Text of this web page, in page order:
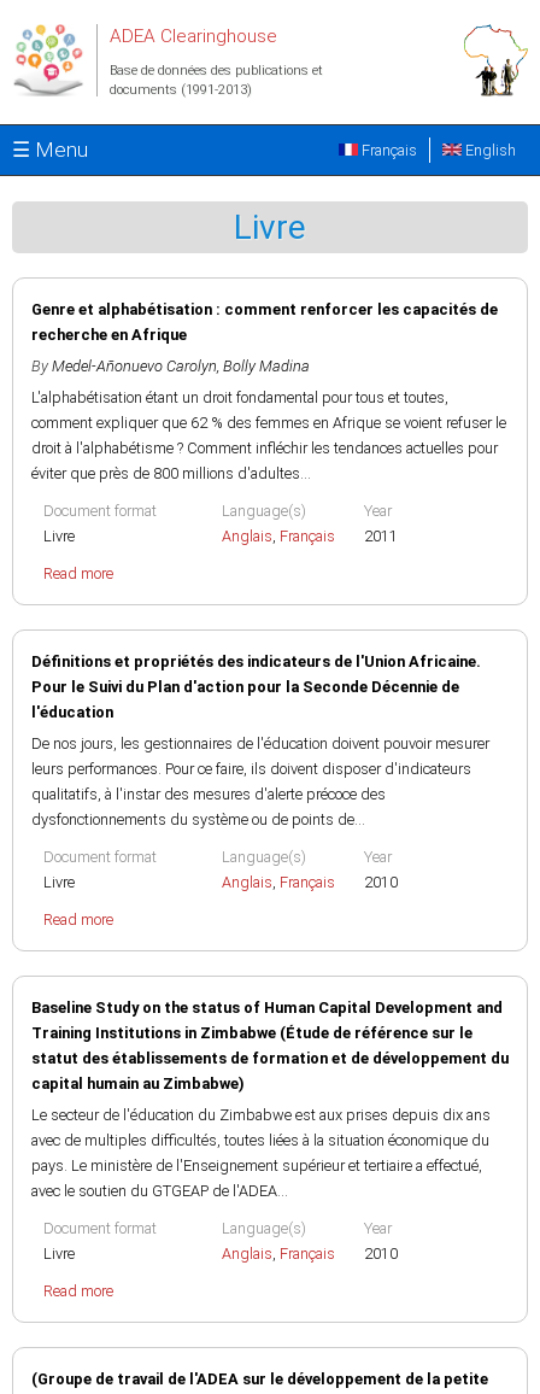
ADEA Clearinghouse
Base de données des publications et
documents (1991-2013)
☰ Menu English
Français
Livre
Genre et alphabétisation : comment renforcer les capacités de
recherche en Afrique
By Medel-Añonuevo Carolyn, Bolly Madina
L'alphabétisation étant un droit fondamental pour tous et toutes,
comment expliquer que 62 % des femmes en Afrique se voient refuser le
droit à l'alphabétisme ? Comment infléchir les tendances actuelles pour
éviter que près de 800 millions d'adultes...
Document format
Livre
Language(s)
Anglais, Français
Year
2011
Read more
Définitions et propriétés des indicateurs de l'Union Africaine.
Pour le Suivi du Plan d'action pour la Seconde Décennie de
l'éducation
De nos jours, les gestionnaires de l'éducation doivent pouvoir mesurer
leurs performances. Pour ce faire, ils doivent disposer d'indicateurs
qualitatifs, à l'instar des mesures d'alerte précoce des
dysfonctionnements du système ou de points de...
Document format
Livre
Language(s)
Anglais, Français
Year
2010
Read more
Baseline Study on the status of Human Capital Development and
Training Institutions in Zimbabwe (Étude de référence sur le
statut des établissements de formation et de développement du
capital humain au Zimbabwe)
Le secteur de l'éducation du Zimbabwe est aux prises depuis dix ans
avec de multiples difficultés, toutes liées à la situation économique du
pays. Le ministère de l'Enseignement supérieur et tertiaire a effectué,
avec le soutien du GTGEAP de l'ADEA...
Document format
Livre
Language(s)
Anglais, Français
Year
2010
Read more
(Groupe de travail de l'ADEA sur le développement de la petite